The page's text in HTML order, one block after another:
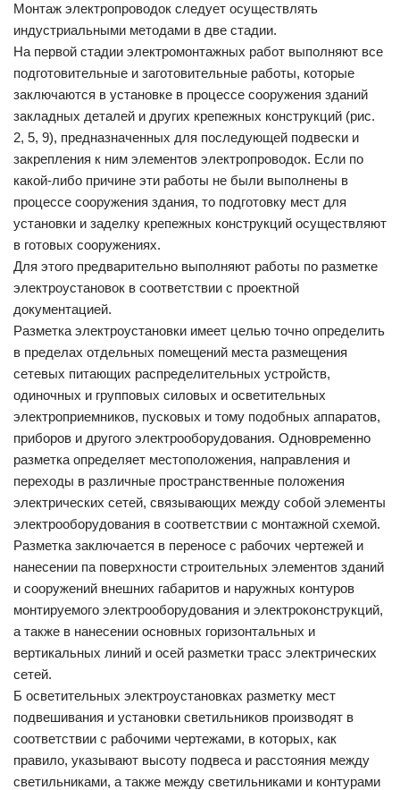
Монтаж электропроводок следует осуществлять
индустриальными методами в две стадии.
На первой стадии электромонтажных работ выполняют все
подготовительные и заготовительные работы, которые
заключаются в установке в процессе сооружения зданий
закладных деталей и других крепежных конструкций (рис.
2, 5, 9), предназначенных для последующей подвески и
закрепления к ним элементов электропроводок. Если по
какой-либо причине эти работы не были выполнены в
процессе сооружения здания, то подготовку мест для
установки и заделку крепежных конструкций осуществляют
в готовых сооружениях.
Для этого предварительно выполняют работы по разметке
электроустановок в соответствии с проектной
документацией.
Разметка электроустановки имеет целью точно определить
в пределах отдельных помещений места размещения
сетевых питающих распределительных устройств,
одиночных и групповых силовых и осветительных
электроприемников, пусковых и тому подобных аппаратов,
приборов и другого электрооборудования. Одновременно
разметка определяет местоположения, направления и
переходы в различные пространственные положения
электрических сетей, связывающих между собой элементы
электрооборудования в соответствии с монтажной схемой.
Разметка заключается в переносе с рабочих чертежей и
нанесении па поверхности строительных элементов зданий
и сооружений внешних габаритов и наружных контуров
монтируемого электрооборудования и электроконструкций,
а также в нанесении основных горизонтальных и
вертикальных линий и осей разметки трасс электрических
сетей.
Б осветительных электроустановках разметку мест
подвешивания и установки светильников производят в
соответствии с рабочими чертежами, в которых, как
правило, указывают высоту подвеса и расстояния между
светильниками, а также между светильниками и контурами